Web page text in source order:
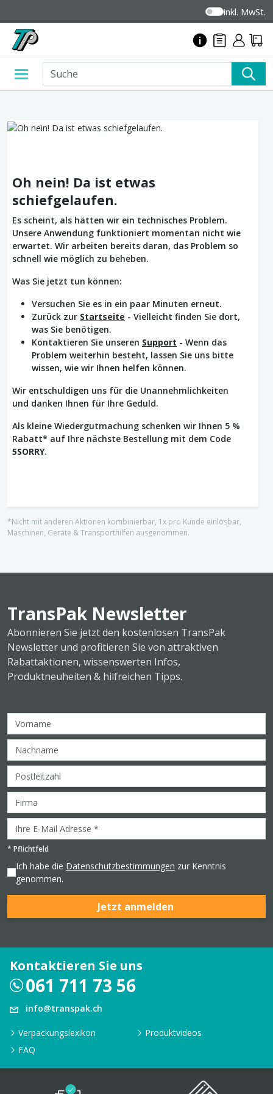
inkl. MwSt.
Oh nein! Da ist etwas
schiefgelaufen.
Es scheint, als hätten wir ein technisches Problem.
Unsere Anwendung funktioniert momentan nicht wie
erwartet. Wir arbeiten bereits daran, das Problem so
schnell wie möglich zu beheben.
Was Sie jetzt tun können:
Versuchen Sie es in ein paar Minuten erneut.
Zurück zur Startseite - Vielleicht finden Sie dort,
was Sie benötigen.
Kontaktieren Sie unseren Support - Wenn das
Problem weiterhin besteht, lassen Sie uns bitte
wissen, wie wir Ihnen helfen können.
Wir entschuldigen uns für die Unannehmlichkeiten
und danken Ihnen für Ihre Geduld.
Als kleine Wiedergutmachung schenken wir Ihnen 5 %
Rabatt* auf Ihre nächste Bestellung mit dem Code
5SORRY.
*Nicht mit anderen Aktionen kombinierbar, 1x pro Kunde einlösbar,
Maschinen, Geräte & Transporthilfen ausgenommen.
TransPak Newsletter
Abonnieren Sie jetzt den kostenlosen TransPak
Newsletter und profitieren Sie von attraktiven
Rabattaktionen, wissenswerten Infos,
Produktneuheiten & hilfreichen Tipps.
* Pflichtfeld
Ich habe die Datenschutzbestimmungen zur Kenntnis
genommen.
Jetzt anmelden
Kontaktieren Sie uns
061 711 73 56
info@transpak.ch
Verpackungslexikon
Produktvideos
FAQ